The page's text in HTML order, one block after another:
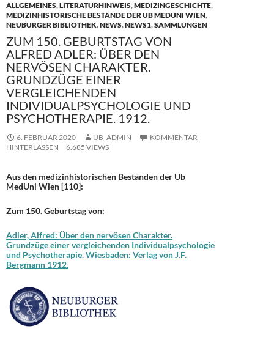
ALLGEMEINES,LITERATURHINWEIS,MEDIZINGESCHICHTE,
MEDIZINHISTORISCHE BESTÄNDE DER UB MEDUNI WIEN,
NEUBURGER BIBLIOTHEK,NEWS,NEWS1,SAMMLUNGEN
ZUM 150. GEBURTSTAG VON
ALFRED ADLER: ÜBER DEN
NERVÖSEN CHARAKTER.
GRUNDZÜGE EINER
VERGLEICHENDEN
INDIVIDUALPSYCHOLOGIE UND
PSYCHOTHERAPIE. 1912.
6. FEBRUAR 2020 UB_ADMIN
KOMMENTAR
HINTERLASSEN
6.685 VIEWS
Aus den medizinhistorischen Beständen der Ub
MedUni Wien [110]:
Zum 150. Geburtstag von:
Adler, Alfred: Über den nervösen Charakter.
Grundzüge einer vergleichenden Individualpsychologie
und Psychotherapie. Wiesbaden: Verlag von J.F.
Bergmann 1912.